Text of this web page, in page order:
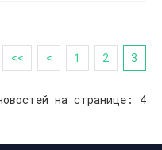
<< < 1 2 3
на странице: 4